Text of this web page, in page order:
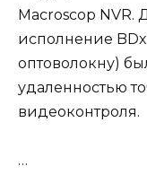
Macroscop NVR.
исполнение
оптоволокну)
удаленностью
видеоконтроля.
…